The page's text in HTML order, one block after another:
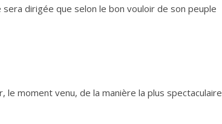
sera dirigée que selon le bon vouloir de son peuple
le moment venu, de la manière la plus spectaculaire